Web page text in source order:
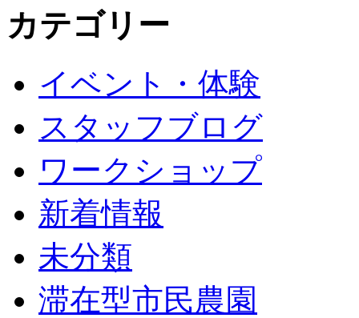
カテゴリー
イベント・体験
スタッフブログ
ワークショップ
新着情報
未分類
滞在型市民農園